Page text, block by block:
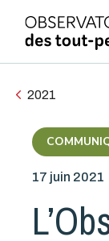
2021
17 juin 2021